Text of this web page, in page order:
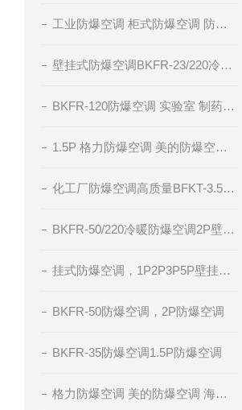
工业防爆空调 柜式防爆空调 防爆空调厂家 腾轩BKFR防爆空调
壁挂式防爆空调BKFR-23/220冷暖型防爆空调
BKFR-120防爆空调 实验室 制药厂 化工厂
1.5P 格力防爆空调 美的防爆空调 海尔防爆空调
化工厂防爆空调高质量BFKT-3.5系列
BKFR-50/220冷暖防爆空调2P壁挂式防爆空调
挂式防爆空调，1P2P3P5P壁挂分体式空调，冷暖防爆空调，腾轩防爆
BKFR-50防爆空调，2P防爆空调
BKFR-35防爆空调1.5P防爆空调
格力防爆空调 美的防爆空调 海尔防爆空调 厂家直销